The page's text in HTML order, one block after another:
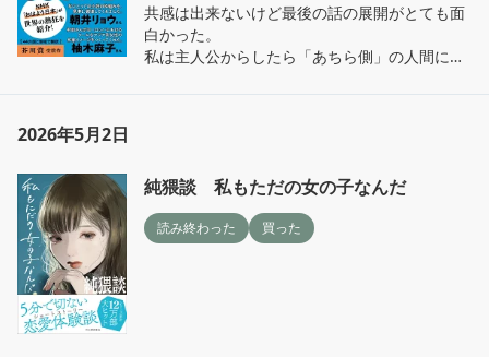
共感は出来ないけど最後の話の展開がとても面
白かった。
私は主人公からしたら「あちら側」の人間に当
2026年5月2日
純猥談 私もただの女の子なんだ
読み終わった 買った